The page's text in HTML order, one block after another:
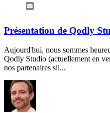
Présentation de Qodly
Aujourd'hui, nous sommes
Qodly Studio (actuellement en
nos partenaires sil...